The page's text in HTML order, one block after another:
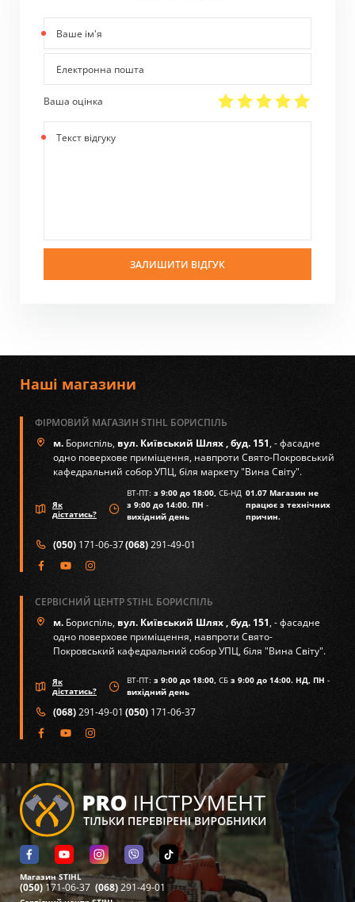
ім'я
пошта
Ваша оцінка
відгуку
ЗАЛИШИТИ ВІДГУК
Наші магазини
ФІРМОВИЙ МАГАЗИН STIHL БОРИСПІЛЬ
м. Бориспіль,вул. Київський Шлях , буд. 151, - фасадне
одно поверхове приміщення, навпроти Свято-Покровський
кафедральний собор УПЦ, біля маркету "Вина Світу".
Як
дістатись?
ВТ-ПТ: з 9:00 до 18:00, СБ-НД
з 9:00 до 14:00. ПН -
вихідний день
01.07 Магазин не
працює з технічних
причин.
(050) 171-06-37(068)291-49-01
СЕРВІСНИЙ ЦЕНТР STIHL БОРИСПІЛЬ
м. Бориспіль,вул. Київський Шлях , буд. 151, - фасадне
одно поверхове приміщення, навпроти Свято-
Покровський кафедральний собор УПЦ, біля "Вина Світу".
Як
дістатись?
ВТ-ПТ: з 9:00 до 18:00, СБ з 9:00 до 14:00. НД, ПН -
вихідний день
(068)291-49-01 (050) 171-06-37
Магазин STIHL
(050)171-06-37 (068)291-49-01